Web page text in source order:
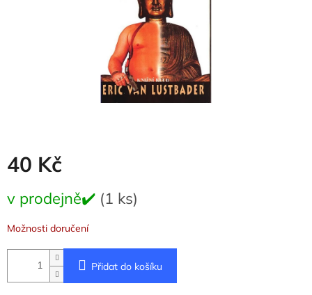
40 Kč
cena:
v prodejně✔️ (1 ks)
Možnosti doručení
Přidat do košíku